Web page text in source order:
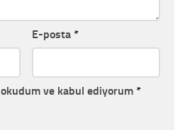
E-posta *
okudum ve kabul ediyorum *